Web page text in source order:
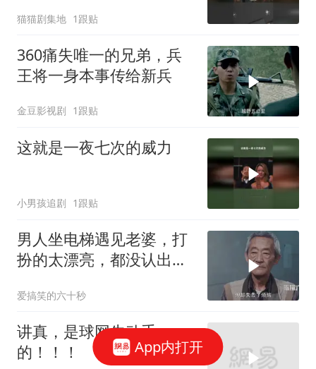
猫猫剧集地 1跟贴
360痛失唯一的兄弟，兵
王将一身本事传给新兵
金豆影视剧 1跟贴
这就是一夜七次的威力
小男孩追剧 1跟贴
男人坐电梯遇见老婆，打
扮的太漂亮，都没认出
爱搞笑的六十秒
讲真，是球网先动手
的！！！
App内打开